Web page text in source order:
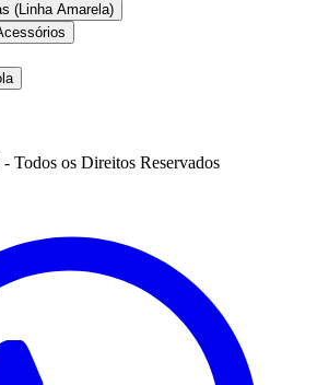
(Linha Amarela)
os Direitos Reservados